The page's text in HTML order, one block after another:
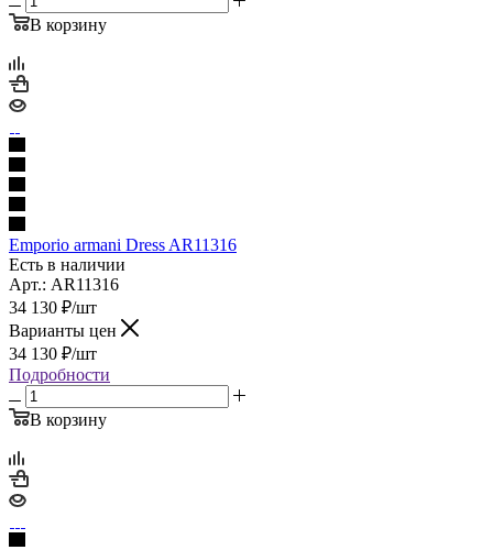
В корзину
Emporio armani Dress AR11316
Есть в наличии
Арт.: AR11316
34 130 ₽/шт
Варианты цен
34 130 ₽/шт
Подробности
В корзину